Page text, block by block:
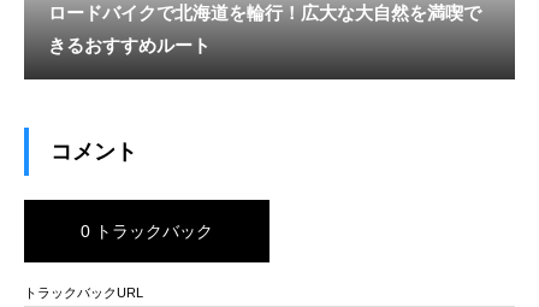
ロードバイクで北海道を輪行！広大な大自然を満喫で
きるおすすめルート
コメント
0 トラックバック
トラックバックURL